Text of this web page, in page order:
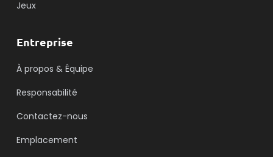
Jeux
Entreprise
À propos & Équipe
Responsabilité
Contactez-nous
Emplacement